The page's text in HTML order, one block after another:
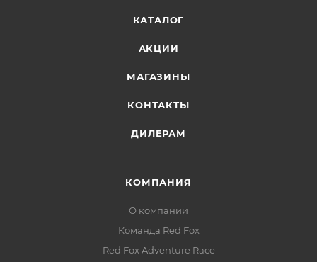
КАТАЛОГ
АКЦИИ
МАГАЗИНЫ
КОНТАКТЫ
ДИЛЕРАМ
КОМПАНИЯ
О компании
Команда Red Fox
Red Fox Adventure Race